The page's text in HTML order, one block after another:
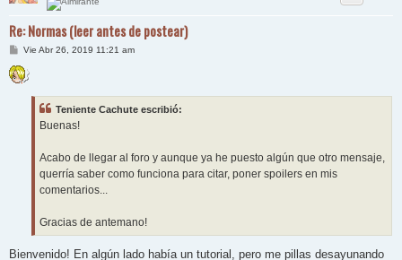
Re: Normas (leer antes de postear)
M
n
s
Vie Abr 26, 2019 11:21 am
Teniente Cachute escribió:
Buenas!
Acabo de llegar al foro y aunque ya he puesto algún que otro mensaje,
querría saber como funciona para citar, poner spoilers en mis
comentarios...
Gracias de antemano!
Bienvenido! En algún lado había un tutorial, pero me pillas desayunando